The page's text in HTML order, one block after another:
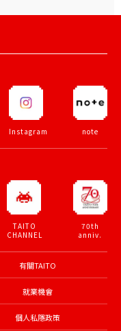
Instagram note
TAITO
CHANNEL
70th
anniv.
有關TAITO
就業機會
個人私隱政策